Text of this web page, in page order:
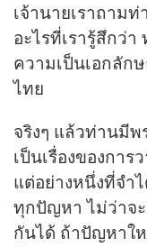
เจ้านายเราถาม
อะไรที่เรารู้สึกว่
ความเป็นเอกลัก
ไทย
จริงๆ แล้วท่านมีพ
เป็นเรื่องของกา
แต่อย่างหนึ่งที่จำ
ทุกปัญหา ไม่ว่าจ
กันได้ ถ้าปัญหาใ